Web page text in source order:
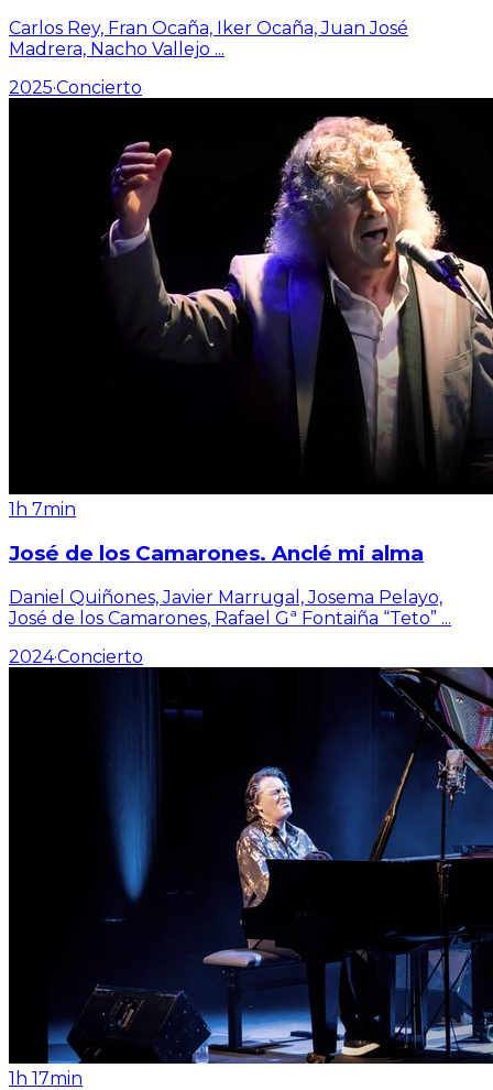
Carlos Rey, Fran Ocaña, Iker Ocaña, Juan José
Madrera, Nacho Vallejo ...
2025·Concierto
1h 7min
José de los Camarones. Anclé mi alma
Daniel Quiñones, Javier Marrugal, Josema Pelayo,
José de los Camarones, Rafael Gª Fontaiña “Teto” ...
2024·Concierto
1h 17min